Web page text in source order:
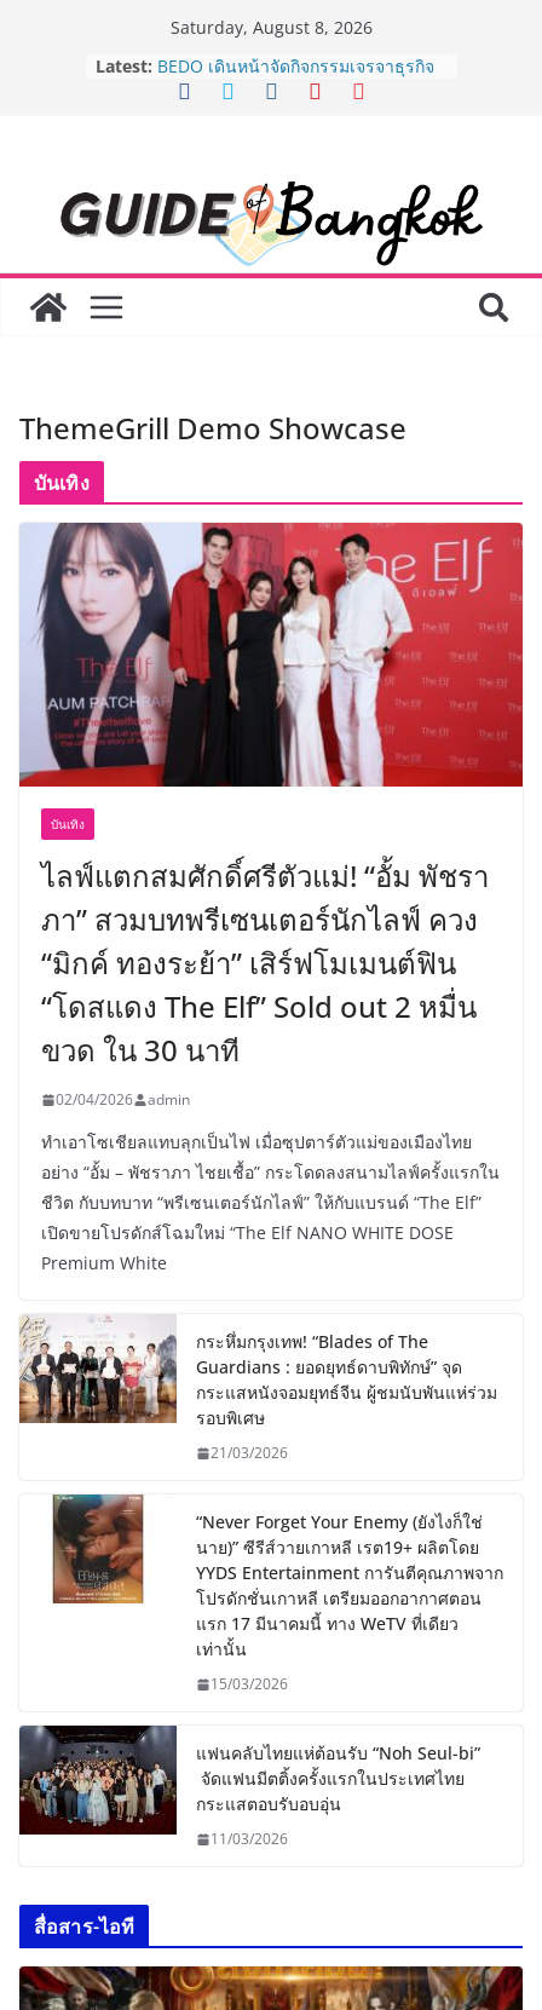
Saturday, August 8, 2026
Latest: AirAsia X SEE FAH พันธมิตรทางธุรกิจ
ยาวนานกว่า 20 ปี ต่อยอดเสิร์ฟความ
“BIO TRADE CONNECT 2026” ยก
ระดับผลิตภัณฑ์ท้องถิ่นสู่ตลาดเชิง
พาณิชย์อย่างยั่งยืน
LORDNINE จัดศึกคนดังสายเกม ไทย
ปะทะ ฟิลิปปินส์ ใน “Rise of the Tenth
มหาวิทยาลัยเท่านั้น แต่ยังเตรียมพวก
ประเทศ จัดประชุมใหญ่แห่งปี พบ CEO
“ดร.ปิยะวัฒน์” ถ่ายทอดวิสัยทัศน์ธุรกิจ
พร้อมฟรีคอนเสิร์ต “โชค รถแห่” ยกวง
ThemeGrill Demo Showcase
บันเทิง
บันเทิง
ไลฟ์แตกสมศักดิ์ศรีตัวแม่! “อั้ม พัชรา
ภา” สวมบทพรีเซนเตอร์นักไลฟ์ ควง
“มิกค์ ทองระย้า” เสิร์ฟโมเมนต์ฟิน
“โดสแดง The Elf” Sold out 2 หมื่น
ขวด ใน 30 นาที
02/04/2026 admin
ทำเอาโซเชียลแทบลุกเป็นไฟ เมื่อซุปตาร์ตัวแม่ของเมืองไทย
อย่าง “อั้ม – พัชราภา ไชยเชื้อ” กระโดดลงสนามไลฟ์ครั้งแรกใน
ชีวิต กับบทบาท “พรีเซนเตอร์นักไลฟ์” ให้กับแบรนด์ “The Elf”
เปิดขายโปรดักส์โฉมใหม่ “The Elf NANO WHITE DOSE
Premium White
กระหึ่มกรุงเทพ! “Blades of The
Guardians : ยอดยุทธ์ดาบพิทักษ์” จุด
กระแสหนังจอมยุทธ์จีน ผู้ชมนับพันแห่ร่วม
รอบพิเศษ
21/03/2026
“Never Forget Your Enemy (ยังไงก็ใช่
นาย)” ซีรีส์วายเกาหลี เรต19+ ผลิตโดย
YYDS Entertainment การันตีคุณภาพจาก
โปรดักชั่นเกาหลี เตรียมออกอากาศตอน
แรก 17 มีนาคมนี้ ทาง WeTV ที่เดียว
เท่านั้น
15/03/2026
แฟนคลับไทยแห่ต้อนรับ “Noh Seul-bi”
จัดแฟนมีตติ้งครั้งแรกในประเทศไทย
กระแสตอบรับอบอุ่น
11/03/2026
สื่อสาร-ไอที